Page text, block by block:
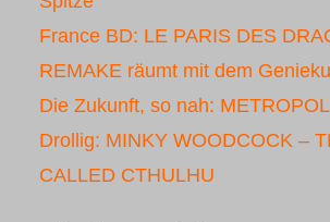
France BD: LE PARIS DES
REMAKE räumt mit dem
Die Zukunft, so nah:
Drollig: MINKY WOODCOCK –
CALLED CTHULHU